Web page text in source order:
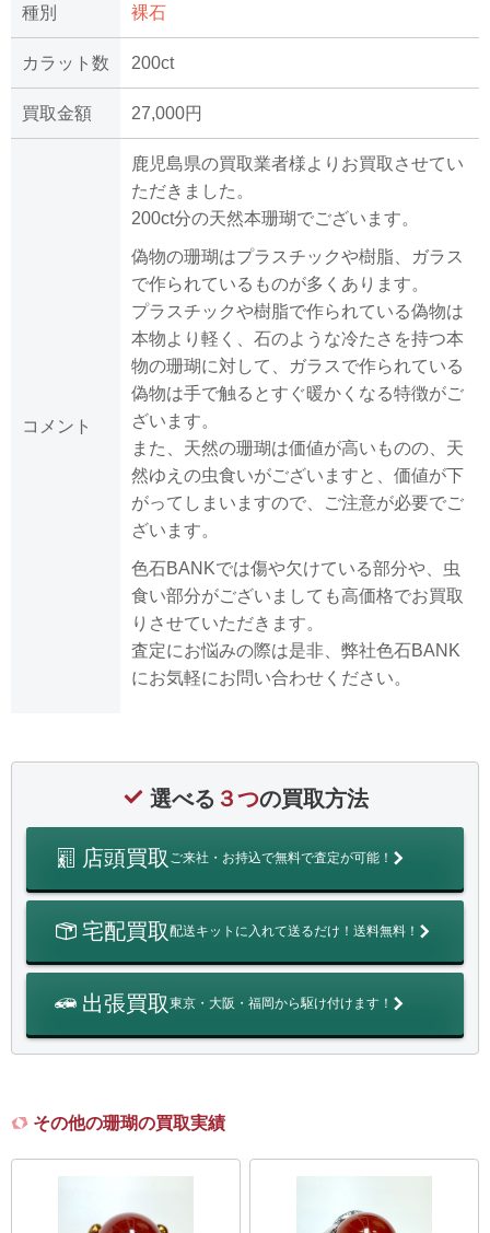
種別 裸石
カラット数 200ct
買取金額 27,000円
コメント
鹿児島県の買取業者様よりお買取させてい
ただきました。
200ct分の天然本珊瑚でございます。
偽物の珊瑚はプラスチックや樹脂、ガラス
で作られているものが多くあります。
プラスチックや樹脂で作られている偽物は
本物より軽く、石のような冷たさを持つ本
物の珊瑚に対して、ガラスで作られている
偽物は手で触るとすぐ暖かくなる特徴がご
ざいます。
また、天然の珊瑚は価値が高いものの、天
然ゆえの虫食いがございますと、価値が下
がってしまいますので、ご注意が必要でご
ざいます。
色石BANKでは傷や欠けている部分や、虫
食い部分がございましても高価格でお買取
りさせていただきます。
査定にお悩みの際は是非、弊社色石BANK
にお気軽にお問い合わせください。
選べる ３つの買取方法
店頭買取 ご来社・お持込で無料で査定が可能！
宅配買取配送キットに入れて送るだけ！送料無料！
出張買取東京・大阪・福岡から駆け付けます！
その他の珊瑚の買取実績